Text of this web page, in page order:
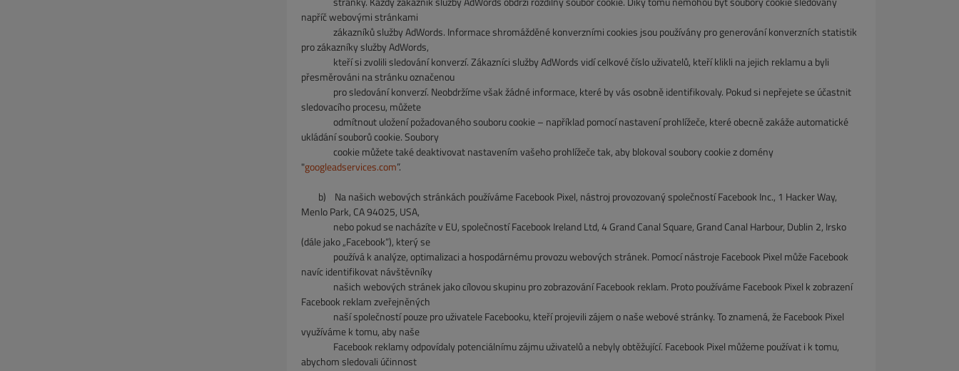
napříč webovými stránkami
zákazníkůslužby AdWords. Informace shromážděné konverzními cookies jsou používány pro generování konverzních statistik
pro zákazníky služby AdWords,
kteří si zvolilisledování konverzí. Zákazníci služby AdWords vidí celkové číslo uživatelů, kteří klikli na jejich reklamu a byli
přesměrováni na stránku označenou
prosledování konverzí. Neobdržíme však žádné informace, které by vás osobně identifikovaly. Pokud si nepřejete se účastnit
sledovacího procesu, můžete
odmítnout uložení požadovaného souboru cookie – například pomocí nastavení prohlížeče, které obecně zakáže automatické
ukládání souborů cookie. Soubory
cookie můžete také deaktivovat nastavením vašeho prohlížeče tak, aby blokoval soubory cookie z domény
"googleadservices.com”.
b)
Na našich webových stránkách používáme Facebook Pixel, nástroj provozovaný společností Facebook Inc., 1 Hacker Way,
Menlo Park, CA 94025, USA,
nebo pokud se nacházíte v EU, společností Facebook Ireland Ltd, 4 Grand Canal Square, Grand Canal Harbour, Dublin 2, Irsko
(dále jako „Facebook“), který se
používá k analýze, optimalizaci a hospodárnému provozu webových stránek. Pomocí nástroje Facebook Pixel může Facebook
navíc identifikovat návštěvníky
našich webových stránek jako cílovou skupinu pro zobrazování Facebook reklam. Proto používáme Facebook Pixel k zobrazení
Facebook reklam zveřejněných
naší společností pouze pro uživatele Facebooku, kteří projevili zájem o naše webové stránky. To znamená, že Facebook Pixel
využíváme k tomu, aby naše
Facebook reklamy odpovídaly potenciálnímu zájmu uživatelů a nebyly obtěžující. Facebook Pixel můžeme používat i k tomu,
abychom sledovali účinnost